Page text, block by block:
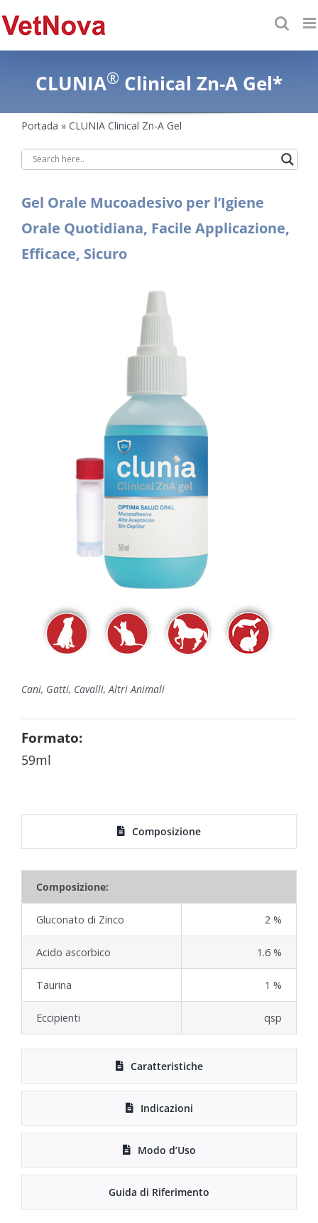
al
CLUNIA® Clinical Zn-A Gel*
Portada » CLUNIA Clinical Zn-A Gel
Gel Orale Mucoadesivo per l’Igiene
Orale Quotidiana, Facile Applicazione,
Efficace, Sicuro
Cani, Gatti, Cavalli, Altri Animali
Formato:
59ml
Composizione
Composizione:
Gluconato di Zinco 2 %
Acido ascorbico 1.6 %
Taurina 1 %
Eccipienti qsp
Caratteristiche
Indicazioni
Modo d’Uso
Guida di Riferimento